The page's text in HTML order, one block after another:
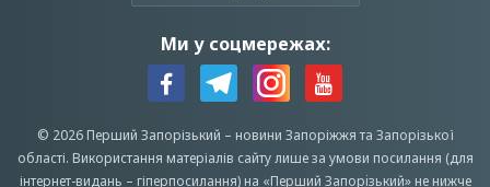
Ми у соцмережах:
© 2026 Перший Запорізький – новини Запоріжжята Запорізької
області. Використання матеріалів сайту лише за умови посилання (для
інтернет-видань – гіперпосилання) на «Перший Запорiзький» не нижче